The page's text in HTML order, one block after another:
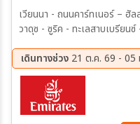
เวียนนา - ถนนคาร์ทเนอร์ – ฮั
วาดุซ - ซูริค - ทะเลสาบเบรียน
เขาชิลธอร์น - หมู่บ้านเลาเทอร์
เดินทางช่วง 21 ต.ค. 69 - 05
21 ต.ค. 69 - 27 ต.ค. 69
29 พ.ย. 69 - 05 ธ.ค. 69